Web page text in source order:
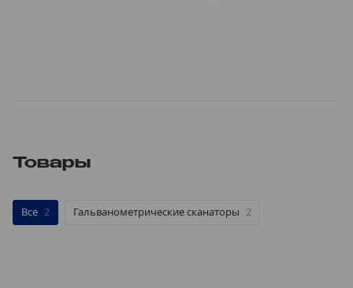
Товары
Все 2 Гальванометрические сканаторы 2